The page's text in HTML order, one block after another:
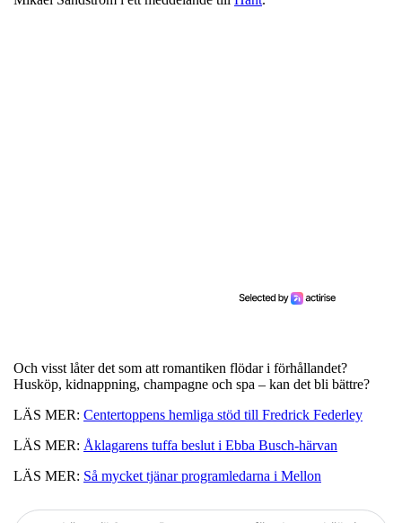
Och visst låter det som att romantiken flödar i förhållandet?
Husköp, kidnappning, champagne och spa – kan det bli bättre?
LÄS MER: Centertoppens hemliga stöd till Fredrick Federley
LÄS MER: Åklagarens tuffa beslut i Ebba Busch-härvan
LÄS MER: Så mycket tjänar programledarna i Mellon